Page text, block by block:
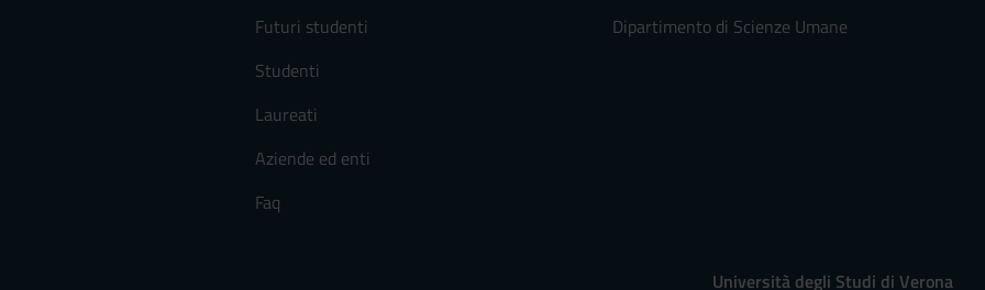
Futuri studenti
Studenti
Laureati
Aziende ed enti
Faq
Dipartimento di Scienze Umane
Università degli Studi di Verona